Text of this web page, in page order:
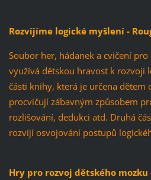
Rozvíjíme logické myšlení -
Soubor her, hádanek a cvičení
využívá dětskou hravost k rozvoji
části knihy, která je určena dětem
procvičují zábavným způsobem
rozlišování, dedukci atd. Druhá
rozvíjí osvojování postupů
Hry pro rozvoj dětského mozku